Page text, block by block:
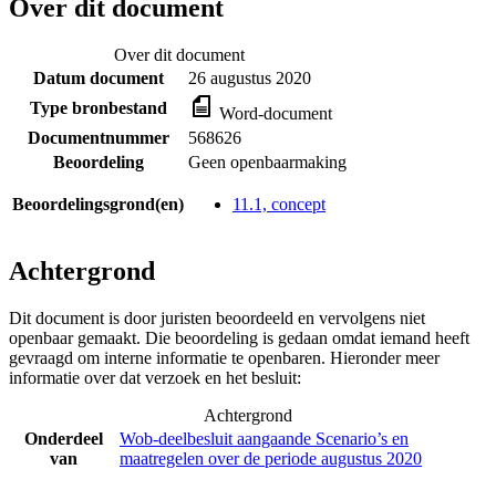
Over dit document
Over dit document
Datum document
26 augustus 2020
Type bronbestand
Word-document
Documentnummer
568626
Beoordeling
Geen openbaarmaking
Beoordelingsgrond(en) 11.1, concept
Achtergrond
Dit document is door juristen beoordeeld en vervolgens niet
openbaar gemaakt. Die beoordeling is gedaan omdat iemand heeft
gevraagd om interne informatie te openbaren. Hieronder meer
informatie over dat verzoek en het besluit:
Achtergrond
Onderdeel
van
Wob-deelbesluit aangaande Scenario’s en
maatregelen over de periode augustus 2020